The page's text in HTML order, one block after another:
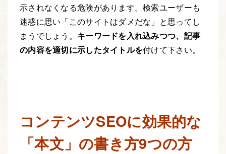
示されなくなる危険があります。検索ユーザーも
迷惑に思い「このサイトはダメだな」と思ってし
まうでしょう。 キーワードを入れ込みつつ、記事
の内容を適切に示したタイトルを付けて下さい。
コンテンツSEOに効果的な
「本文」の書き方9つの方